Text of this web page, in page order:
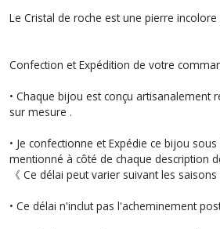
Le Cristal de roche est une pierre
Confection et Expédition de votre
• Chaque bijou est conçu artisanalement
sur mesure .
• Je confectionne et Expédie ce bijou
mentionné à côté de chaque description
《 Ce délai peut varier suivant les saisons
• Ce délai n'inclut pas l'acheminement